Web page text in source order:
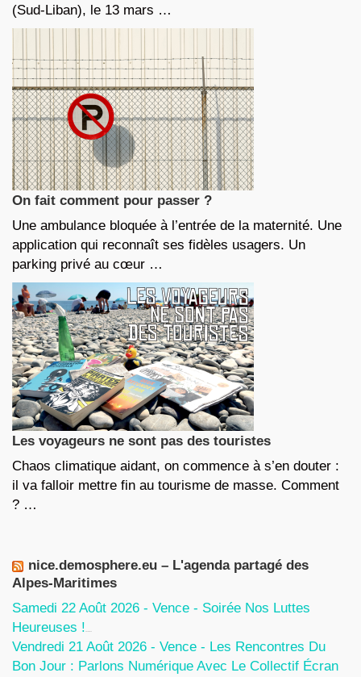
(Sud-Liban), le 13 mars …
On fait comment pour passer ?
Une ambulance bloquée à l’entrée de la maternité. Une
application qui reconnaît ses fidèles usagers. Un
parking privé au cœur …
Les voyageurs ne sont pas des touristes
Chaos climatique aidant, on commence à s’en douter :
il va falloir mettre fin au tourisme de masse. Comment
? …
nice.demosphere.eu – L'agenda partagé des
Alpes-Maritimes
Samedi 22 Août 2026 - Vence - Soirée Nos Luttes
Heureuses !
Vendredi 21 Août 2026 - Vence - Les Rencontres Du
Bon Jour : Parlons Numérique Avec Le Collectif Écran